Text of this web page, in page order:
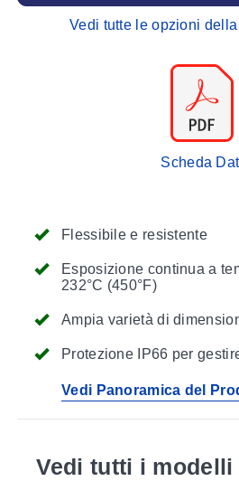
Flessibile e resistente
Esposizione continua a
232°C (450°F)
Ampia varietà di
Protezione IP66 per
Vedi Panoramica del
Vedi tutte le opzioni
Scheda
Vedi tutti i modelli